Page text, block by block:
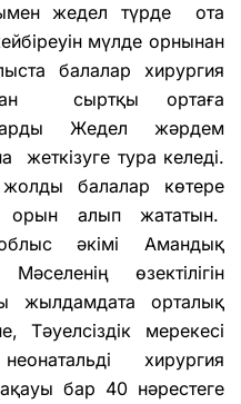
жедел түрде ота
мүлде орнынан
балалар хирургия
сыртқы ортаға
Жедел жәрдем
жеткізуге тура келеді.
балалар көтере
орын алып жататын.
әкімі Амандық
өзектілігін
жылдамдата орталық
Тәуелсіздік мерекесі
хирургия
бар 40 нәрестеге